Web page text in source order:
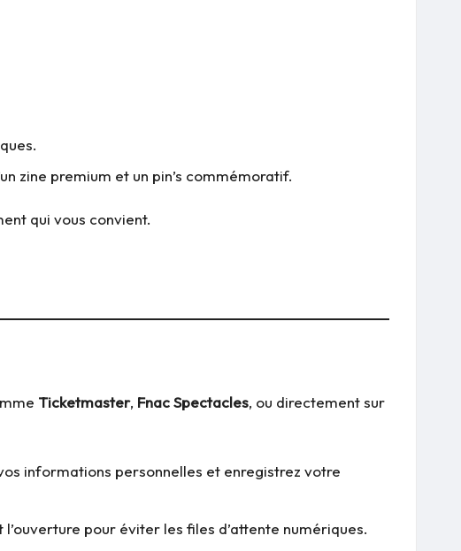
zine premium et un pin’s commémoratif.
qui vous convient.
Ticketmaster, Fnac Spectacles, ou directement sur
informations personnelles et enregistrez votre
pour éviter les files d’attente numériques.